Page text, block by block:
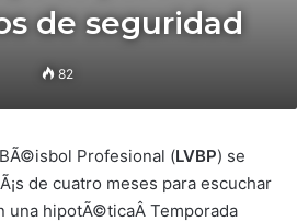
de seguridad
82
Profesional (LVBP) se
de cuatro meses para escuchar
una hipotÃ©ticaÂ Temporada